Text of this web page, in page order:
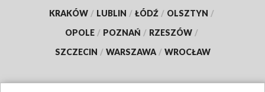
KRAKÓW / LUBLIN / ŁÓDŹ / OLSZTYN /
OPOLE / POZNAŃ / RZESZÓW /
SZCZECIN / WARSZAWA / WROCŁAW